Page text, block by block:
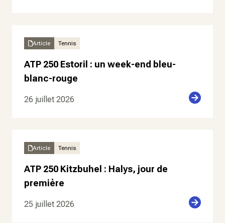
Article Tennis
ATP 250 Estoril : un week-end bleu-
blanc-rouge
26 juillet 2026
Article Tennis
ATP 250 Kitzbuhel : Halys, jour de
première
25 juillet 2026